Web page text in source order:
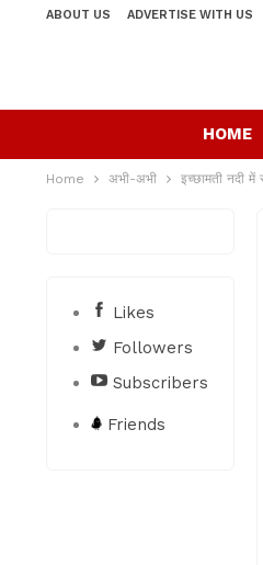
ABOUT US ADVERTISE WITH US
HOME
Home अभी-अभी इच्छामती नदी
Likes
Followers
Subscribers
Friends